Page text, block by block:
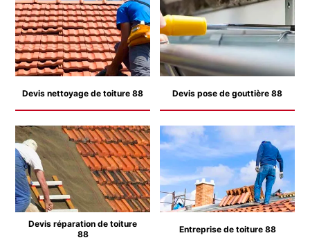
Devis nettoyage de toiture 88 Devis pose de gouttière 88
Devis réparation de toiture
88
Entreprise de toiture 88